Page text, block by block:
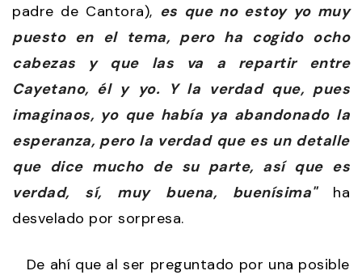
padre de Cantora), es que no estoy yo muy
puesto en el tema, pero ha cogido ocho
cabezas y que las va a repartir entre
Cayetano, él y yo. Y la verdad que, pues
imaginaos, yo que había ya abandonado la
esperanza, pero la verdad que es un detalle
que dice mucho de su parte, así que es
verdad, sí, muy buena, buenísima" ha
desvelado por sorpresa.
De ahí que al ser preguntado por una posible